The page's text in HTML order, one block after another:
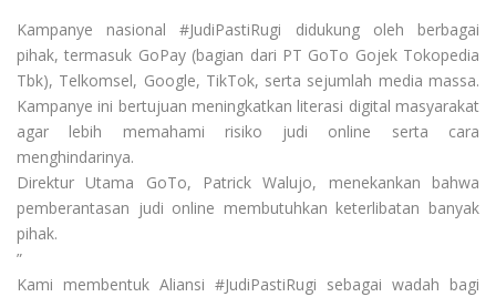
Kampanye nasional #JudiPastiRugi didukung oleh berbagai
pihak, termasuk GoPay (bagian dari PT GoTo Gojek Tokopedia
Tbk), Telkomsel, Google, TikTok, serta sejumlah media massa.
Kampanye ini bertujuan meningkatkan literasi digital masyarakat
agar lebih memahami risiko judi online serta cara
menghindarinya.
Direktur Utama GoTo, Patrick Walujo, menekankan bahwa
pemberantasan judi online membutuhkan keterlibatan banyak
pihak.
”
Kami membentuk Aliansi #JudiPastiRugi sebagai wadah bagi